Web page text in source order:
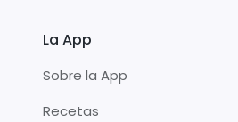
La App
Sobre la App
Recetas